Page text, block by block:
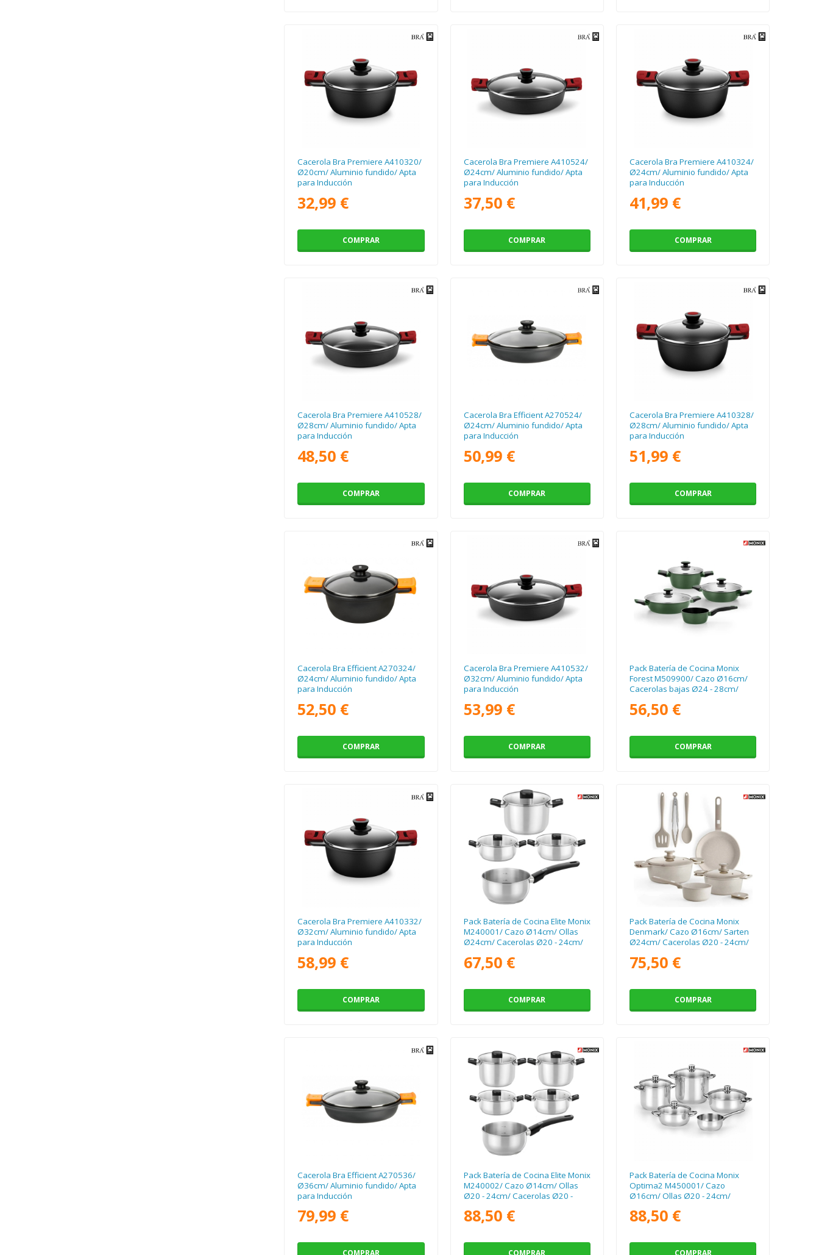
Cacerola Bra Premiere A410320/
Ø20cm/ Aluminio fundido/ Apta
para Inducción
32,99 €
COMPRAR
Cacerola Bra Premiere A410524/
Ø24cm/ Aluminio fundido/ Apta
para Inducción
37,50 €
COMPRAR
Cacerola Bra Premiere A410324/
Ø24cm/ Aluminio fundido/ Apta
para Inducción
41,99 €
COMPRAR
Cacerola Bra Premiere A410528/
Ø28cm/ Aluminio fundido/ Apta
para Inducción
48,50 €
COMPRAR
Cacerola Bra Efficient A270524/
Ø24cm/ Aluminio fundido/ Apta
para Inducción
50,99 €
COMPRAR
Cacerola Bra Premiere A410328/
Ø28cm/ Aluminio fundido/ Apta
para Inducción
51,99 €
COMPRAR
Cacerola Bra Efficient A270324/
Ø24cm/ Aluminio fundido/ Apta
para Inducción
52,50 €
COMPRAR
Cacerola Bra Premiere A410532/
Ø32cm/ Aluminio fundido/ Apta
para Inducción
53,99 €
COMPRAR
Pack Batería de Cocina Monix
Forest M509900/ Cazo Ø16cm/
Cacerolas bajas Ø24 - 28cm/
Inoxidable/ Apta para Inducción
56,50 €
COMPRAR
Cacerola Bra Premiere A410332/
Ø32cm/ Aluminio fundido/ Apta
para Inducción
58,99 €
COMPRAR
Pack Batería de Cocina Elite Monix
M240001/ Cazo Ø14cm/ Ollas
Ø24cm/ Cacerolas Ø20 - 24cm/
Inducción
67,50 €
COMPRAR
Pack Batería de Cocina Monix
Denmark/ Cazo Ø16cm/ Sarten
Ø24cm/ Cacerolas Ø20 - 24cm/
Inducción
75,50 €
COMPRAR
Cacerola Bra Efficient A270536/
Ø36cm/ Aluminio fundido/ Apta
para Inducción
79,99 €
Pack Batería de Cocina Elite Monix
M240002/ Cazo Ø14cm/ Ollas
Ø20 - 24cm/ Cacerolas Ø20 -
para Inducción
88,50 €
Pack Batería de Cocina Monix
Optima2 M450001/ Cazo
Ø16cm/ Ollas Ø20 - 24cm/
Inoxidable/ Apta para Inducción
88,50 €